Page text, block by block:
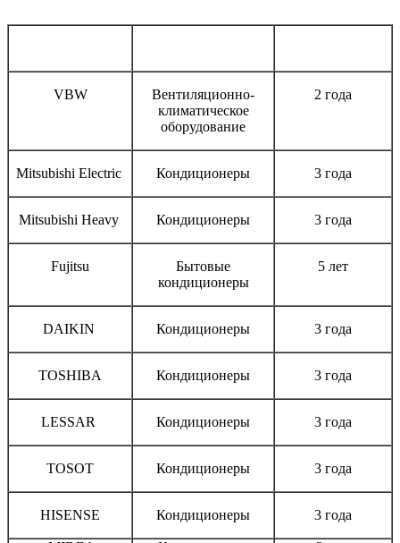
VBW
Вентиляционно-
климатическое
оборудование
2 года
Mitsubishi Electric Кондиционеры 3 года
Mitsubishi Heavy Кондиционеры 3 года
Fujitsu
Бытовые
кондиционеры
5 лет
DAIKIN Кондиционеры 3 года
TOSHIBA Кондиционеры 3 года
LESSAR Кондиционеры 3 года
TOSOT Кондиционеры 3 года
HISENSE Кондиционеры 3 года